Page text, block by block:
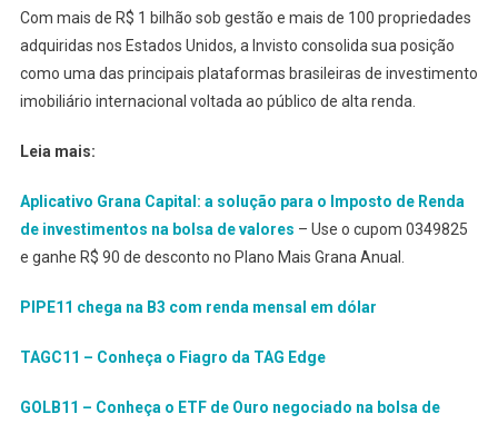
Com mais de R$ 1 bilhão sob gestão e mais de 100 propriedades
adquiridas nos Estados Unidos, a Invisto consolida sua posição
como uma das principais plataformas brasileiras de investimento
imobiliário internacional voltada ao público de alta renda.
Leia mais:
Aplicativo Grana Capital: a solução para o Imposto de Renda
de investimentos na bolsa de valores – Use o cupom 0349825
e ganhe R$ 90 de desconto no Plano Mais Grana Anual.
PIPE11 chega na B3 com renda mensal em dólar
TAGC11 – Conheça o Fiagro da TAG Edge
GOLB11 – Conheça o ETF de Ouro negociado na bolsa de